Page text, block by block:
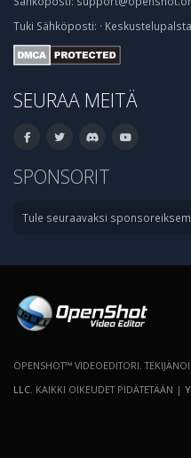
Tuki Sähköposti: · Keskustelupalsta
SEURAA MEITÄ
SPONSORIT
Tule seuraavaksi
OPENSHOT™ VIDEOEDITORI.
LLC . KAIKKI OIKEUDET PIDÄTETÄÄN |